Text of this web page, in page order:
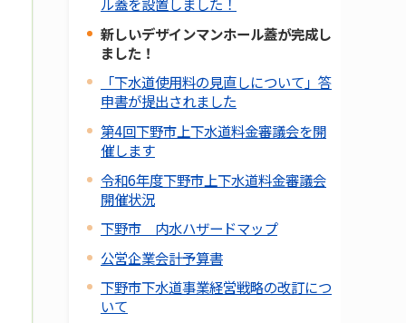
新しいデザインマンホール蓋が完成し
ました！
「下水道使用料の見直しについて」答
申書が提出されました
第4回下野市上下水道料金審議会を開
催します
令和6年度下野市上下水道料金審議会
開催状況
下野市 内水ハザードマップ
公営企業会計予算書
下野市下水道事業経営戦略の改訂につ
いて